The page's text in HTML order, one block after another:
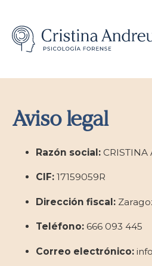
Aviso legal
Razón social: CRISTINA
CIF: 17159059R
Dirección fiscal:
Teléfono: 666 093 445
Correo electrónico: